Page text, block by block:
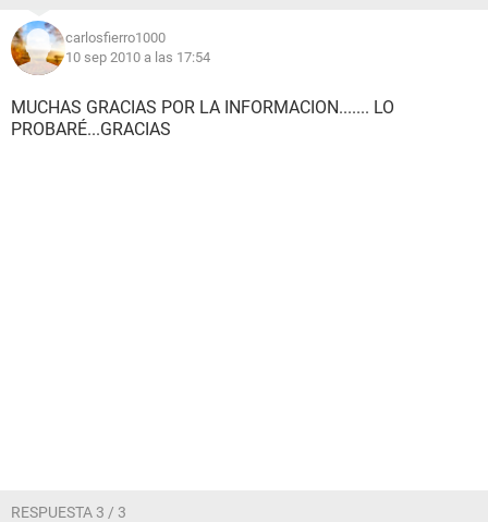
carlosfierro1000
10 sep 2010 a las 17:54
MUCHAS GRACIAS POR LA INFORMACION....... LO
PROBARÉ...GRACIAS
RESPUESTA 3 / 3